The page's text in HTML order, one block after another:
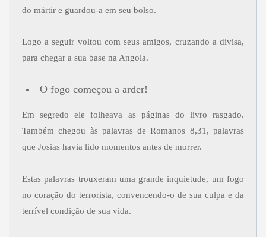
do mártir e guardou-a em seu bolso.
Logo a seguir voltou com seus amigos, cruzando a divisa,
para chegar a sua base na Angola.
O fogo começou a arder!
Em segredo ele folheava as páginas do livro rasgado.
Também chegou às palavras de Romanos 8,31, palavras
que Josias havia lido momentos antes de morrer.
Estas palavras trouxeram uma grande inquietude, um fogo
no coração do terrorista, convencendo-o de sua culpa e da
terrível condição de sua vida.